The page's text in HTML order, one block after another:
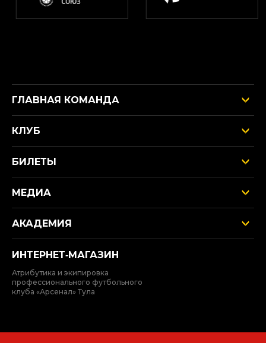
ГЛАВНАЯ КОМАНДА
КЛУБ
БИЛЕТЫ
МЕДИА
АКАДЕМИЯ
ИНТЕРНЕТ‑МАГАЗИН
Атрибутика и экипировка
профессионального футбольного
клуба «Арсенал» Тула